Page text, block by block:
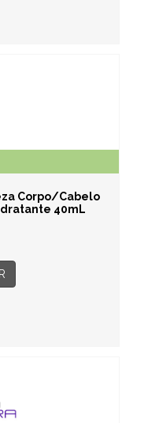
Corpo/Cabelo
40mL